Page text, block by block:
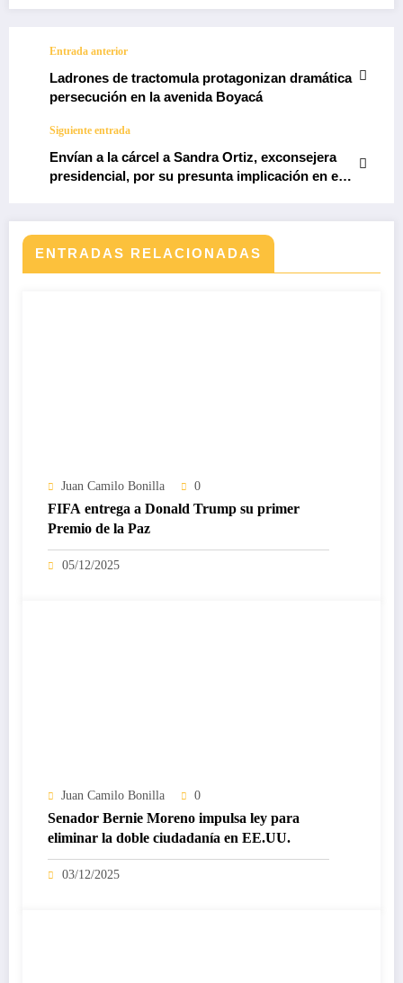
Entrada anterior
Ladrones de tractomula protagonizan dramática
persecución en la avenida Boyacá
Siguiente entrada
Envían a la cárcel a Sandra Ortiz, exconsejera
presidencial, por su presunta implicación en el
ENTRADAS RELACIONADAS
Juan Camilo Bonilla 0
FIFA entrega a Donald Trump su primer
Premio de la Paz
05/12/2025
Juan Camilo Bonilla 0
Senador Bernie Moreno impulsa ley para
eliminar la doble ciudadanía en EE.UU.
03/12/2025